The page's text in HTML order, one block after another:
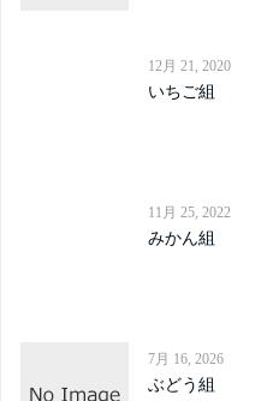
12月 21, 2020
いちご組
11月 25, 2022
みかん組
7月 16, 2026
ぶどう組